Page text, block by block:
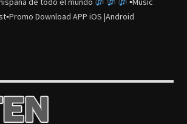
Download APP iOS |Android